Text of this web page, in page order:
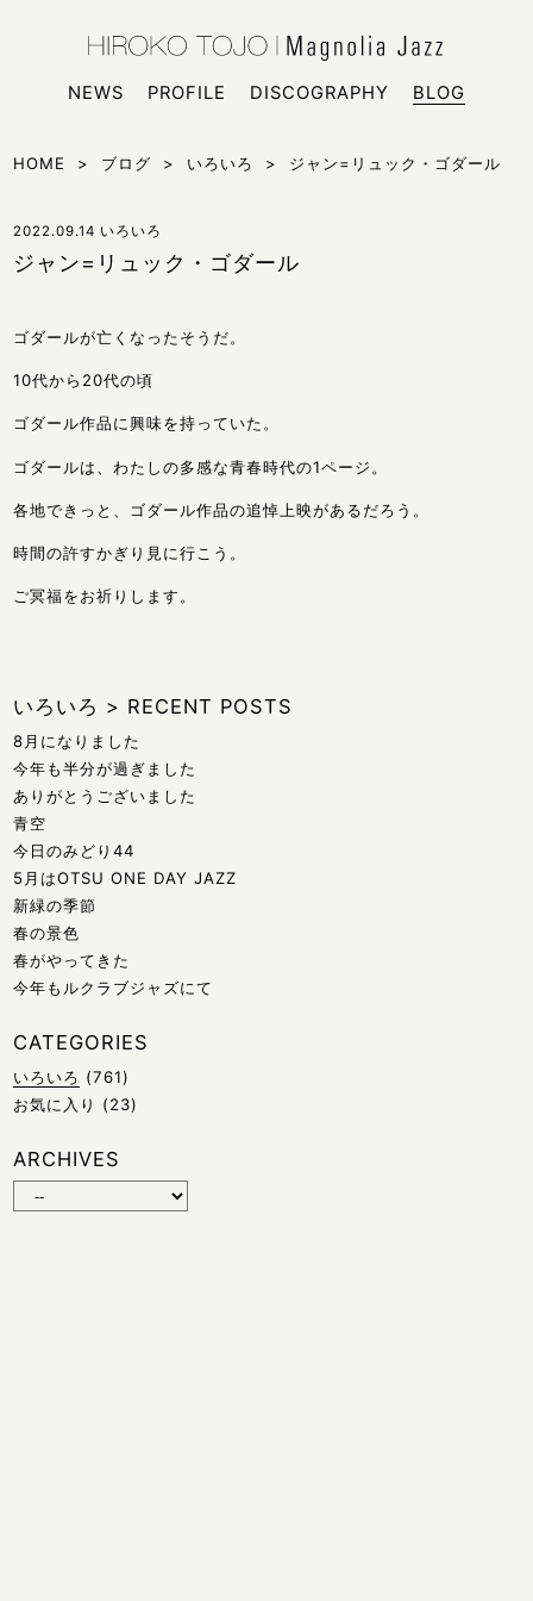
NEWS
PROFILE DISCOGRAPHY BLOG
HOME > ブログ > いろいろ > ジャン=リュック・ゴダール
2022.09.14 いろいろ
ジャン=リュック・ゴダール
ゴダールが亡くなったそうだ。
10代から20代の頃
ゴダール作品に興味を持っていた。
ゴダールは、わたしの多感な青春時代の1ページ。
各地できっと、ゴダール作品の追悼上映があるだろう。
時間の許すかぎり見に行こう。
ご冥福をお祈りします。
いろいろ > RECENT POSTS
8月になりました
今年も半分が過ぎました
ありがとうございました
青空
今日のみどり44
5月はOTSU ONE DAY JAZZ
新緑の季節
春の景色
春がやってきた
今年もルクラブジャズにて
CATEGORIES
いろいろ (761)
お気に入り
(23)
ARCHIVES